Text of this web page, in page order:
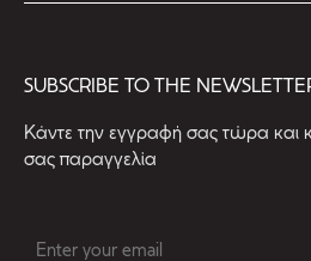
SUBSCRIBE TO THE
Kάντε την εγγραφή σας τώρα και
σας παραγγελία